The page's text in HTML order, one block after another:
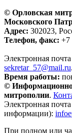
© Орловская
Московского
Адрес: 302023,
Телефон, факс: +7
Электронная
sekretar_57@mail.ru.
Время работы:
©
митрополии.
Электронная
информации):
При полном или